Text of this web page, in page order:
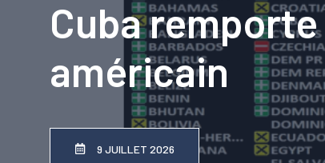
Cuba remporte
américain
9 JUILLET 2026